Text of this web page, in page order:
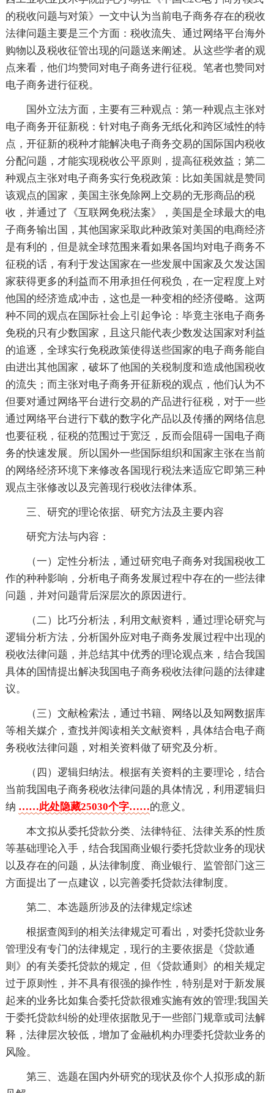
的税收问题与对策》一文中认为当前电子商务存在的税收
法律问题主要是三个方面：税收流失、通过网络平台海外
购物以及税收征管出现的问题送来阐述。从这些学者的观
点来看，他们均赞同对电子商务进行征税。笔者也赞同对
电子商务进行征税。
国外立法方面，主要有三种观点：第一种观点主张对
电子商务开征新税：针对电子商务无纸化和跨区域性的特
点，开征新的税种才能解决电子商务交易的国际国内税收
分配问题，才能实现税收公平原则，提高征税效益；第二
种观点主张对电子商务实行免税政策：比如美国就是赞同
该观点的国家，美国主张免除网上交易的无形商品的税
收，并通过了《互联网免税法案》，美国是全球最大的电
子商务输出国，其他国家采取此种政策对美国的电商经济
是有利的，但是就全球范围来看如果各国均对电子商务不
征税的话，有利于发达国家在一些发展中国家及欠发达国
家获得更多的利益而不用承担任何税负，在一定程度上对
他国的经济造成冲击，这也是一种变相的经济侵略。这两
种不同的观点在国际社会上引起争论：毕竟主张电子商务
免税的只有少数国家，且这只能代表少数发达国家对利益
的追逐，全球实行免税政策使得送些国家的电子商务能自
由进出其他国家，破坏了他国的关税制度和造成他国税收
的流失；而主张对电子商务开征新税的观点，他们认为不
但要对通过网络平台进行交易的产品进行征税，对于一些
通过网络平台进行下载的数字化产品以及传播的网络信息
也要征税，征税的范围过于宽泛，反而会阻碍一国电子商
务的快速发展。所以国外一些国际组织和国家主张在当前
的网络经济环境下来修改各国现行税法来适应它即第三种
观点主张修改以及完善现行税收法律体系。
三、研究的理论依据、研究方法及主要内容
研究方法与内容：
（一）定性分析法，通过研究电子商务对我国税收工
作的种种影响，分析电子商务发展过程中存在的一些法律
问题，并对问题背后深层次的原因进行。
（二）比巧分析法，利用文献资料，通过理论研究与
逻辑分析方法，分析国外应对电子商务发展过程中出现的
税收法律问题，并总结其中优秀的理论观点来，结合我国
具体的国情提出解决我国电子商务税收法律问题的法律建
议。
（三）文献检索法，通过书籍、网络以及知网数据库
等相关媒介，查找并阅读相关文献资料，具体结合电子商
务税收法律问题，对相关资料做了研究及分析。
（四）逻辑归纳法。根据有关资料的主要理论，结合
当前我国电子商务税收法律问题的具体情况，利用逻辑归
纳 ……此处隐藏25030个字……的意义。
本文拟从委托贷款分类、法律特征、法律关系的性质
等基础理论入手，结合我国商业银行委托贷款业务的现状
以及存在的问题，从法律制度、商业银行、监管部门这三
方面提出了一点建议，以完善委托贷款法律制度。
第二、本选题所涉及的法律规定综述
根据查阅到的相关法律规定可看出，对委托贷款业务
管理没有专门的法律规定，现行的主要依据是《贷款通
则》的有关委托贷款的规定，但《贷款通则》的相关规定
过于原则性，并不具有很强的操作性，特别是对于新发展
起来的业务比如集合委托贷款很难实施有效的管理;我国关
于委托贷款纠纷的处理依据散见于一些部门规章或司法解
释，法律层次较低，增加了金融机构办理委托贷款业务的
风险。
第三、选题在国内外研究的现状及你个人拟形成的新